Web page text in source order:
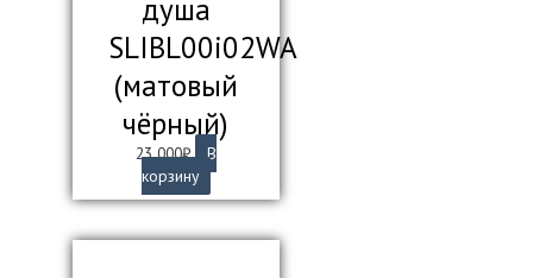
душа
SLIBL00i02WA
(матовый
чёрный)
23 000₽
В
корзину